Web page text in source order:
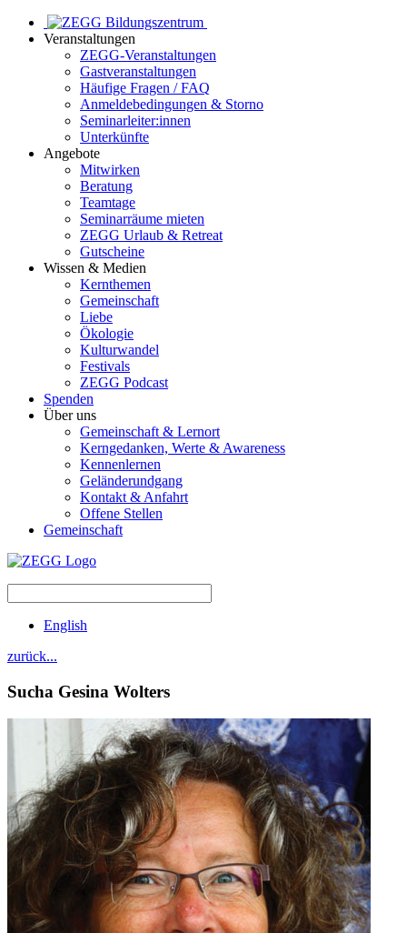
Veranstaltungen
ZEGG-Veranstaltungen
Gastveranstaltungen
Häufige Fragen / FAQ
Anmeldebedingungen & Storno
Seminarleiter:innen
Unterkünfte
Angebote
Mitwirken
Beratung
Teamtage
Seminarräume mieten
ZEGG Urlaub & Retreat
Gutscheine
Wissen & Medien
Kernthemen
Gemeinschaft
Liebe
Ökologie
Kulturwandel
Festivals
ZEGG Podcast
Spenden
Über uns
Gemeinschaft & Lernort
Kerngedanken, Werte & Awareness
Kennenlernen
Geländerundgang
Kontakt & Anfahrt
Offene Stellen
Gemeinschaft
English
zurück...
Sucha Gesina Wolters